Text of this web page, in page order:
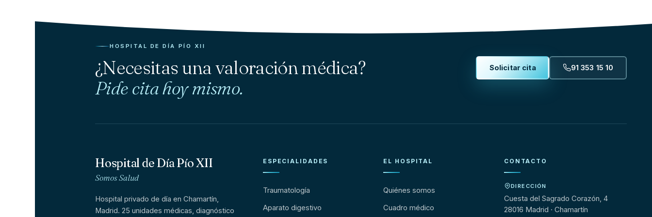
HOSPITAL DE DÍA PÍO XII
¿Necesitas una valoración médica?
Pide cita hoy mismo.
Solicitar cita 91 353 15 10
Hospital de Día Pío XII
Somos Salud
Hospital privado de día en Chamartín,
Madrid. 25 unidades médicas, diagnóstico
ESPECIALIDADES
Traumatología
Aparato digestivo
EL HOSPITAL
Quiénes somos
Cuadro médico
CONTACTO
DIRECCIÓN
Cuesta del Sagrado Corazón, 4
28016 Madrid · Chamartín